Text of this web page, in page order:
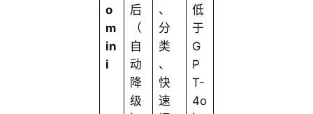
o
m
in
i
后
（
自
动
降
级
、
分
类
、
快
速
低
于
G
P
T-
4o